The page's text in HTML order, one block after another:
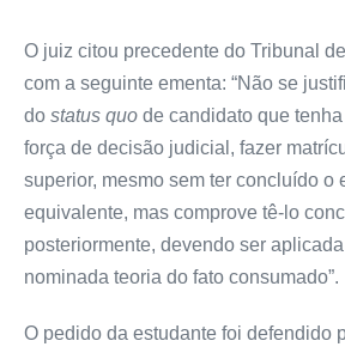
O juiz citou precedente do Tribunal
com a seguinte ementa: “Não se
do status quo de candidato que
força de decisão judicial, fazer
superior, mesmo sem ter concluído o
equivalente, mas comprove tê-lo
posteriormente, devendo ser
nominada teoria do fato consumado”.
O pedido da estudante foi defendido